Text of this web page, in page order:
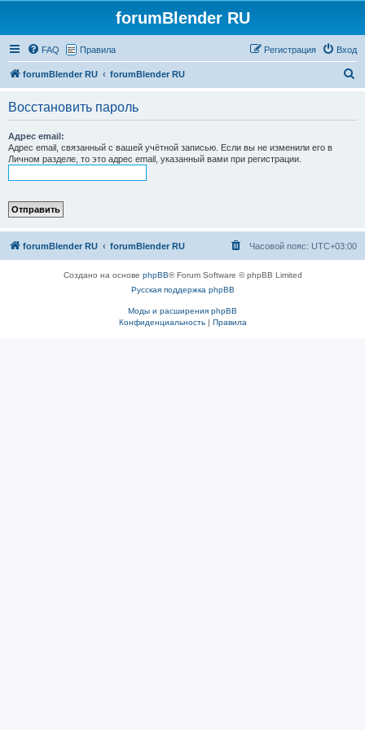
forumBlender RU
FAQ Правила Вход
Регистрация
forumBlender RU forumBlender RU
Восстановить пароль
Адрес email:
Адрес email, связанный с вашей учётной записью. Если вы не изменили его в
Личном разделе, то это адрес email, указанный вами при регистрации.
forumBlender RU forumBlender RU Часовой пояс: UTC+03:00
Создано на основе phpBB® Forum Software © phpBB Limited
Русская поддержка phpBB
Моды и расширения phpBB
Конфиденциальность| Правила